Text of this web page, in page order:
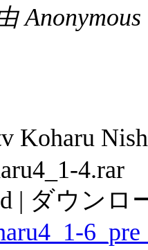
Koharu
4.rar
| ダウンロ